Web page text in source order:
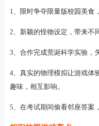
1、限时争夺限量版校园美食
2、新颖的怪物设定，带来不
3、合作完成荒诞科学实验，
4、真实的物理模拟让游戏体
趣味，相互影响。
5、在考试期间偷看邻座答案